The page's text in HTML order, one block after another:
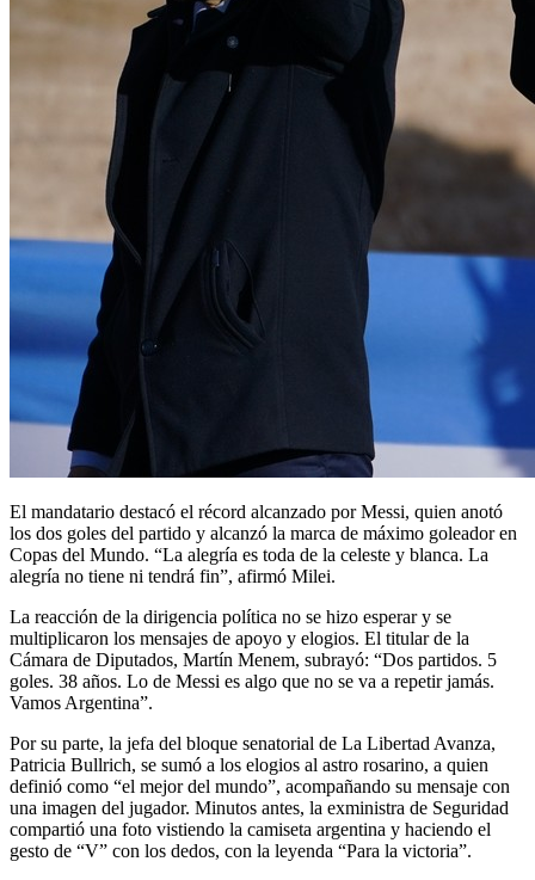
El mandatario destacó el récord alcanzado por Messi, quien anotó
los dos goles del partido y alcanzó la marca de máximo goleador en
Copas del Mundo. “La alegría es toda de la celeste y blanca. La
alegría no tiene ni tendrá fin”, afirmó Milei.
La reacción de la dirigencia política no se hizo esperar y se
multiplicaron los mensajes de apoyo y elogios. El titular de la
Cámara de Diputados, Martín Menem, subrayó: “Dos partidos. 5
goles. 38 años. Lo de Messi es algo que no se va a repetir jamás.
Vamos Argentina”.
Por su parte, la jefa del bloque senatorial de La Libertad Avanza,
Patricia Bullrich, se sumó a los elogios al astro rosarino, a quien
definió como “el mejor del mundo”, acompañando su mensaje con
una imagen del jugador. Minutos antes, la exministra de Seguridad
compartió una foto vistiendo la camiseta argentina y haciendo el
gesto de “V” con los dedos, con la leyenda “Para la victoria”.